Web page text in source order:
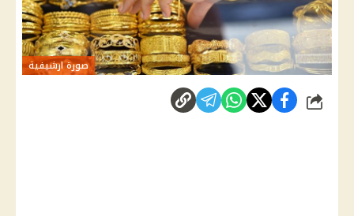
صورة ارشيفية
شارك